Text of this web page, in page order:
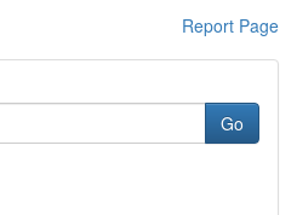
Report Page
Go